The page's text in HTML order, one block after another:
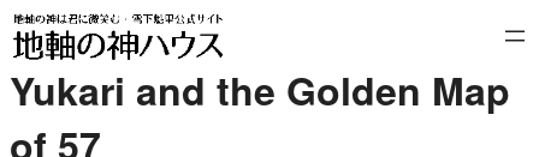
内
容
を
ス
Yukari and the Golden Map
of 57